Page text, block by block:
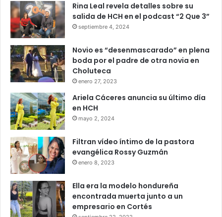
Rina Leal revela detalles sobre su
salida de HCH en el podcast “2 Que 3”
septiembre 4, 2024
Novio es “desenmascarado” en plena
boda por el padre de otra novia en
Choluteca
enero 27, 2023
Ariela Cáceres anuncia su último día
en HCH
mayo 2, 2024
Filtran vídeo íntimo de la pastora
evangélica Rossy Guzmán
enero 8, 2023
Ella era la modelo hondureña
encontrada muerta junto a un
empresario en Cortés